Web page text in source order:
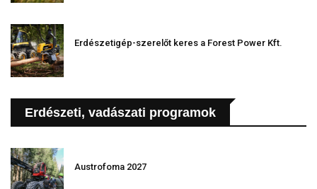
Erdészetigép-szerelőt keres a Forest Power Kft.
Erdészeti, vadászati programok
Austrofoma 2027